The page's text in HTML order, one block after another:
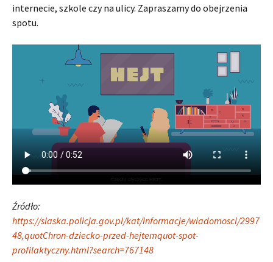
internecie, szkole czy na ulicy. Zapraszamy do obejrzenia
spotu.
Źródło:
https://slaska.policja.gov.pl/kat/informacje/wiadomosci/2997
48,quotChron-dziecko-przed-hejtemquot-spot-
profilaktyczny.html?search=767148